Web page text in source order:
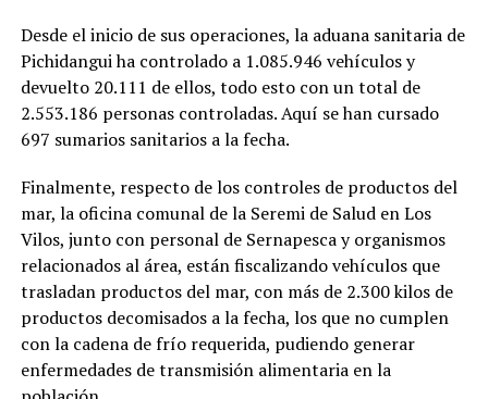
Desde el inicio de sus operaciones, la aduana sanitaria de
Pichidangui ha controlado a 1.085.946 vehículos y
devuelto 20.111 de ellos, todo esto con un total de
2.553.186 personas controladas. Aquí se han cursado
697 sumarios sanitarios a la fecha.
Finalmente, respecto de los controles de productos del
mar, la oficina comunal de la Seremi de Salud en Los
Vilos, junto con personal de Sernapesca y organismos
relacionados al área, están fiscalizando vehículos que
trasladan productos del mar, con más de 2.300 kilos de
productos decomisados a la fecha, los que no cumplen
con la cadena de frío requerida, pudiendo generar
enfermedades de transmisión alimentaria en la